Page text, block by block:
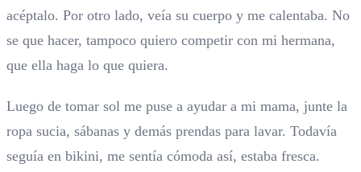
acéptalo. Por otro lado, veía su cuerpo y me calentaba. No
se que hacer, tampoco quiero competir con mi hermana,
que ella haga lo que quiera.
Luego de tomar sol me puse a ayudar a mi mama, junte la
ropa sucia, sábanas y demás prendas para lavar. Todavía
seguía en bikini, me sentía cómoda así, estaba fresca.